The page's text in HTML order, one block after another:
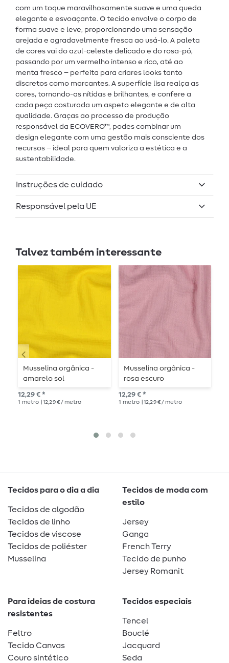
com um toque maravilhosamente suave e uma queda
elegante e esvoaçante. O tecido envolve o corpo de
forma suave e leve, proporcionando uma sensação
arejada e agradavelmente fresca ao usá-lo. A paleta
de cores vai do azul-celeste delicado e do rosa-pó,
passando por um vermelho intenso e rico, até ao
menta fresco – perfeita para criares looks tanto
discretos como marcantes. A superfície lisa realça as
cores, tornando-as nítidas e brilhantes, e confere a
cada peça costurada um aspeto elegante e de alta
qualidade. Graças ao processo de produção
responsável da ECOVERO™, podes combinar um
design elegante com uma gestão mais consciente dos
recursos – ideal para quem valoriza a estética e a
sustentabilidade.
Instruções de cuidado
Responsável pela UE
Talvez também interessante
Musselina orgânica -
amarelo sol
12,29 € *
1 metro | 12,29 € / metro
Musselina orgânica -
rosa escuro
12,29 € *
1 metro | 12,29 € / metro
Tecidos para o dia a dia
Tecidos de algodão
Tecidos de linho
Tecidos de viscose
Tecidos de poliéster
Musselina
Tecidos de moda com
estilo
Jersey
Ganga
French Terry
Tecido de punho
Jersey Romanit
Para ideias de costura
resistentes
Feltro
Tecido Canvas
Couro sintético
Tecidos especiais
Tencel
Bouclé
Jacquard
Seda